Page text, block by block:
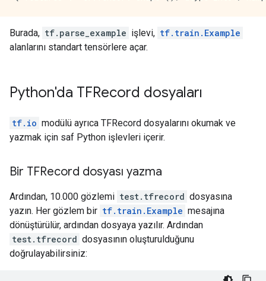
Burada, tf.parse_example işlevi, tf.train.Example
alanlarını standart tensörlere açar.
Python'da TFRecord dosyaları
tf.io modülü ayrıca TFRecord dosyalarını okumak ve
yazmak için saf Python işlevleri içerir.
Bir TFRecord dosyası yazma
Ardından, 10.000 gözlemi test.tfrecord dosyasına
yazın. Her gözlem bir tf.train.Example mesajına
dönüştürülür, ardından dosyaya yazılır. Ardından
test.tfrecord dosyasının oluşturulduğunu
doğrulayabilirsiniz: